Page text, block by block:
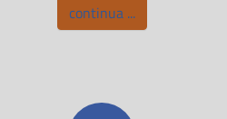
continua ...